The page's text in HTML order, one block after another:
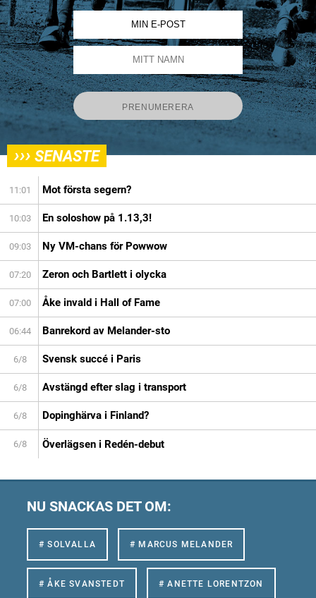
››› SENASTE
11:01 Mot första segern?
10:03 En soloshow på 1.13,3!
09:03 Ny VM-chans för Powwow
07:20 Zeron och Bartlett i olycka
07:00 Åke invald i Hall of Fame
06:44 Banrekord av Melander-sto
6/8 Svensk succé i Paris
6/8 Avstängd efter slag i transport
6/8 Dopinghärva i Finland?
6/8 Överlägsen i Redén-debut
NU SNACKAS DET OM:
# SOLVALLA # MARCUS MELANDER
# ÅKE SVANSTEDT # ANETTE LORENTZON